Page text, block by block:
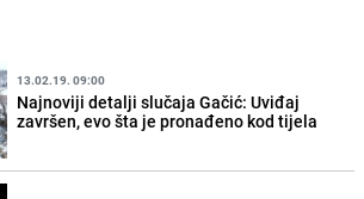
13.02.19. 09:00
Najnoviji detalji slučaja Gačić: Uviđaj
završen, evo šta je pronađeno kod tijela